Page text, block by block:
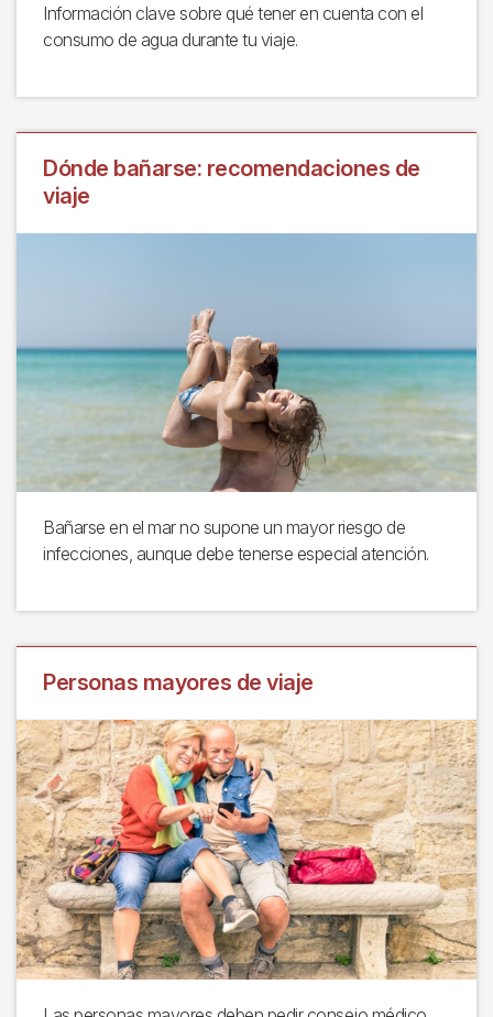
Información clave sobre qué tener en cuenta con el
consumo de agua durante tu viaje.
Dónde bañarse: recomendaciones de
viaje
Bañarse en el mar no supone un mayor riesgo de
infecciones, aunque debe tenerse especial atención.
Personas mayores de viaje